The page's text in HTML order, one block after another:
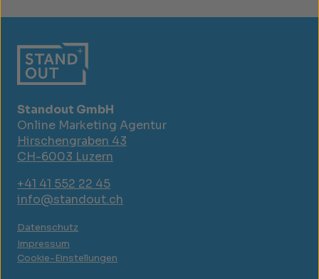
Standout GmbH
Online Marketing Agentur
Hirschengraben 43
CH-6003 Luzern
+41 41 552 22 45
info@standout.ch
Datenschutz
Impressum
Cookie-Einstellungen